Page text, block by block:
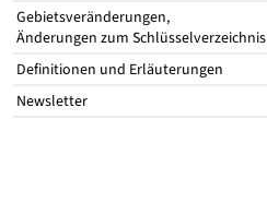
Gebietsveränderungen,
Änderungen zum Schlüsselverzeichnis
Definitionen und Erläuterungen
Newsletter